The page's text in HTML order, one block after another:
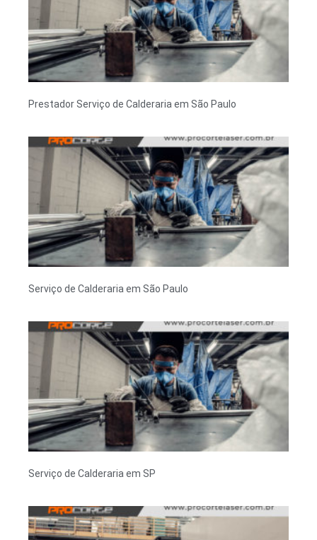
Prestador Serviço de Calderaria em São Paulo
Serviço de Calderaria em São Paulo
Serviço de Calderaria em SP